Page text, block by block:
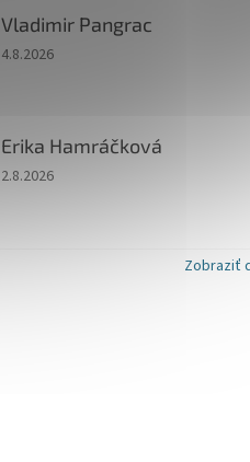
Vladimir Pangrac
Hodnotenie obchodu je 5 z 5
4.8.2026
Erika Hamráčková
Hodnotenie obchodu je 5 z 5
2.8.2026
Zobraziť